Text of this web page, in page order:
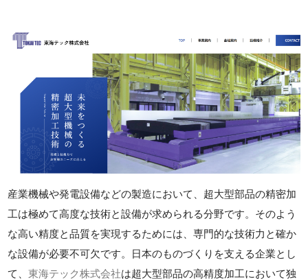
産業機械や発電設備などの製造において、超大型部品の精密加
工は極めて高度な技術と設備が求められる分野です。そのよう
な高い精度と品質を実現するためには、専門的な技術力と確か
な設備が必要不可欠です。日本のものづくりを支える企業とし
て、東海テック株式会社は超大型部品の高精度加工において独